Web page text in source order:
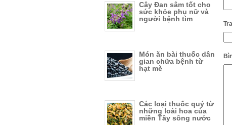
Cây Đan sâm tốt cho
sức khỏe phụ nữ và
người bệnh tim
Món ăn bài thuốc dân
gian chữa bệnh từ
hạt mè
Các loại thuốc quý từ
những loài hoa của
miền Tây sông nước